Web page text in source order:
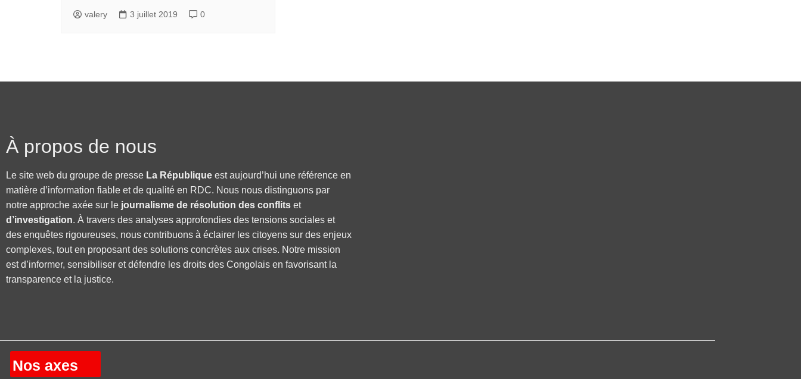
valery 3 juillet 2019 0
À propos de nous
Le site web du groupe de presse La République est aujourd’hui une référence en
matière d’information fiable et de qualité en RDC. Nous nous distinguons par
notre approche axée sur le journalisme de résolution des conflits et
d’investigation. À travers des analyses approfondies des tensions sociales et
des enquêtes rigoureuses, nous contribuons à éclairer les citoyens sur des enjeux
complexes, tout en proposant des solutions concrètes aux crises. Notre mission
est d’informer, sensibiliser et défendre les droits des Congolais en favorisant la
transparence et la justice.
Nos axes